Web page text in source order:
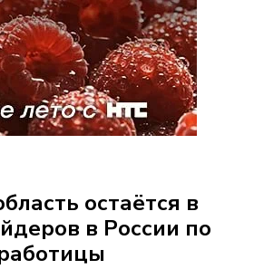
остаётся в
в России по